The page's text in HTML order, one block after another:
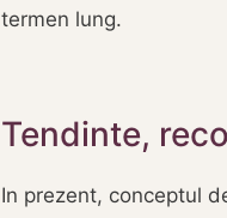
termen lung.
Tendinte,
In prezent, conceptul